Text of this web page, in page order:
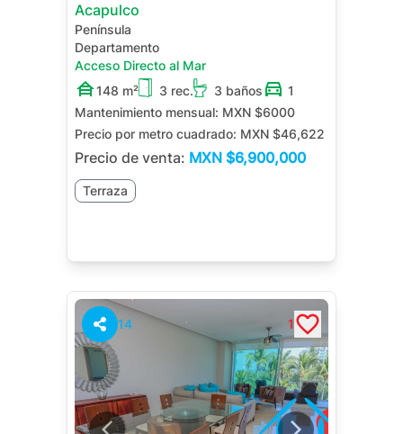
Acapulco
Península
Departamento
Acceso Directo al Mar
148 m²
3 rec. 3 baños
1
Mantenimiento mensual: MXN $6000
Precio por metro cuadrado: MXN $46,622
Precio de venta: MXN $6,900,000
Terraza
14 1